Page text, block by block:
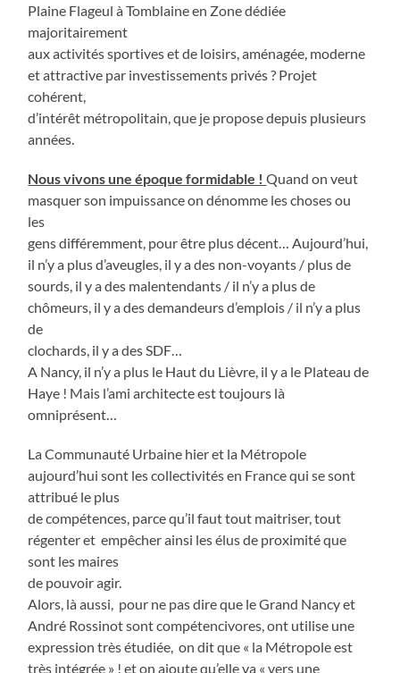
Plaine Flageul à Tomblaine en Zone dédiée
majoritairement
aux activités sportives et de loisirs, aménagée, moderne
et attractive par investissements privés ? Projet
cohérent,
d’intérêt métropolitain, que je propose depuis plusieurs
années.
Nous vivons une époque formidable !Quand on veut
masquer son impuissance on dénomme les choses ou
les
gens différemment, pour être plus décent… Aujourd’hui,
il n’y a plus d’aveugles, il y a des non-voyants / plus de
sourds, il y a des malentendants / il n’y a plus de
chômeurs, il y a des demandeurs d’emplois / il n’y a plus
de
clochards, il y a des SDF…
A Nancy, il n’y a plus le Haut du Lièvre, il y a le Plateau de
Haye ! Mais l’ami architecte est toujours là
omniprésent…
La Communauté Urbaine hier et la Métropole
aujourd’hui sont les collectivités en France qui se sont
attribué le plus
de compétences, parce qu’il faut tout maitriser, tout
régenter et empêcher ainsi les élus de proximité que
sont les maires
de pouvoir agir.
Alors, là aussi, pour ne pas dire que le Grand Nancy et
André Rossinot sont compétencivores, ont utilise une
expression très étudiée, on dit que « la Métropole est
très intégrée » ! et on ajoute qu’elle va « vers une